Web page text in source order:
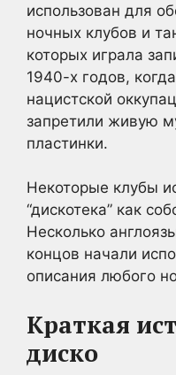
использован для
ночных клубов и
которых играла
1940-х годов,
нацистской
запретили живую
пластинки.
Некоторые клубы
“дискотека” как
Несколько
концов начали
описания любого
Краткая
диско